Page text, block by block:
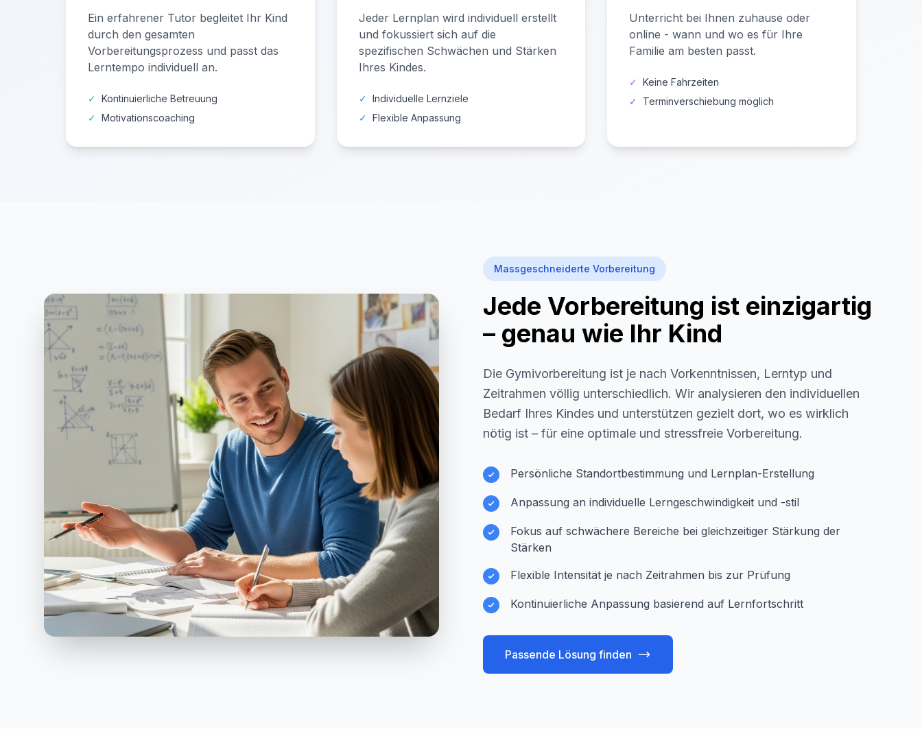
Ein erfahrener Tutor begleitet Ihr Kind
durch den gesamten
Vorbereitungsprozess und passt das
Lerntempo individuell an.
✓ Kontinuierliche Betreuung
✓ Motivationscoaching
Jeder Lernplan wird individuell erstellt
und fokussiert sich auf die
spezifischen Schwächen und Stärken
Ihres Kindes.
✓ Individuelle Lernziele
✓ Flexible Anpassung
Unterricht bei Ihnen zuhause oder
online - wann und wo es für Ihre
Familie am besten passt.
✓
Keine Fahrzeiten
✓
Terminverschiebung möglich
Massgeschneiderte Vorbereitung
Jede Vorbereitung ist einzigartig
– genau wie Ihr Kind
Die Gymivorbereitung ist je nach Vorkenntnissen, Lerntyp und
Zeitrahmen völlig unterschiedlich. Wir analysieren den individuellen
Bedarf Ihres Kindes und unterstützen gezielt dort, wo es wirklich
nötig ist – für eine optimale und stressfreie Vorbereitung.
Persönliche Standortbestimmung und Lernplan-Erstellung
Anpassung an individuelle Lerngeschwindigkeit und -stil
Fokus auf schwächere Bereiche bei gleichzeitiger Stärkung der
Stärken
Flexible Intensität je nach Zeitrahmen bis zur Prüfung
Kontinuierliche Anpassung basierend auf Lernfortschritt
Passende Lösung finden